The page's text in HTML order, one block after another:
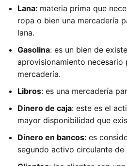
Lana: materia prima que
ropa o bien una mercadería
lana.
Gasolina: es un bien de
aprovisionamiento
mercadería.
Libros: es una mercadería
Dinero de caja: este es el
mayor disponibilidad que
Dinero en bancos: es
segundo activo circulante